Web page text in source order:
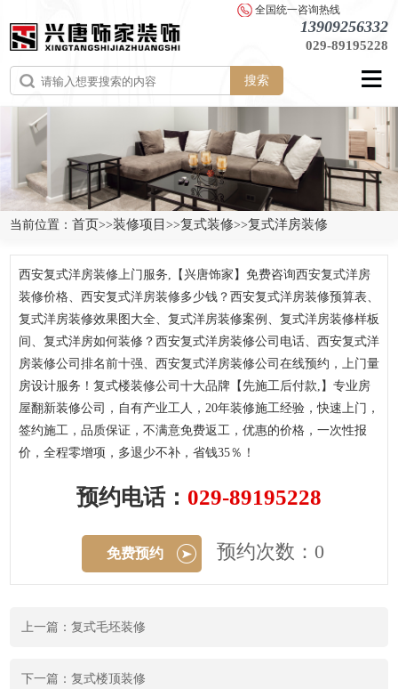
全国统一咨询热线
13909256332
029-89195228
搜索
当前位置：首页>>装修项目>>复式装修>>复式洋房装修
西安复式洋房装修上门服务,【兴唐饰家】免费咨询西安复式洋房
装修价格、西安复式洋房装修多少钱？西安复式洋房装修预算表、
复式洋房装修效果图大全、复式洋房装修案例、复式洋房装修样板
间、复式洋房如何装修？西安复式洋房装修公司电话、西安复式洋
房装修公司排名前十强、西安复式洋房装修公司在线预约，上门量
房设计服务！复式楼装修公司十大品牌【先施工后付款,】专业房
屋翻新装修公司，自有产业工人，20年装修施工经验，快速上门，
签约施工，品质保证，不满意免费返工，优惠的价格，一次性报
价，全程零增项，多退少不补，省钱35％！
预约电话： 029-89195228
免费预约 预约次数：0
上一篇：复式毛坯装修
下一篇：复式楼顶装修